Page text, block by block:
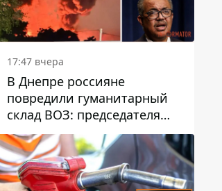
17:47 вчера
В Днепре россияне
повредили гуманитарный
склад ВОЗ: председателя
организации критикуют за
"неоднозначное"
сообщение